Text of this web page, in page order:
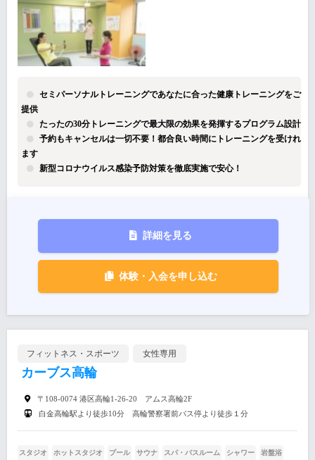
セミパーソナルトレーニングであなたに合った健康トレーニングをご
提供
たったの30分トレーニングで最大限の効果を発揮するプログラム設計
予約もキャンセルは一切不要！都合良い時間にトレーニングを受けれ
ます
新型コロナウイルス感染予防対策を徹底実施で安心！
詳細を見る
体験・入会を申し込む
フィットネス・スポーツ 女性専用
カーブス高輪
〒108-0074 港区高輪1-26-20 アムス高輪2F
白金高輪駅より徒歩10分 高輪警察署前バス停より徒歩１分
スタジオ ホットスタジオ プール サウナ スパ・バスルーム シャワー 岩盤浴